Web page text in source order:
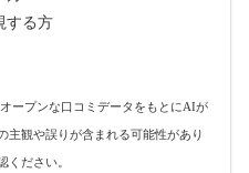
する方
ープンな口コミデータをもとにAIが
主観や誤りが含まれる可能性があり
ください。